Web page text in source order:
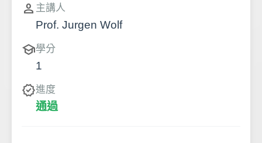
person 主講人
Prof. Jurgen Wolf
school學分
1
verified進度
通過